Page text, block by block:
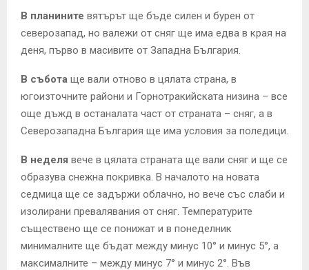
В планините вятърът ще бъде силен и бурен от
северозапад, но валежи от сняг ще има едва в края на
деня, първо в масивите от Западна България.
В събота ще вали отново в цялата страна, в
югоизточните райони и Горнотракийската низина – все
още дъжд в останалата част от страната – сняг, а в
Северозападна България ще има условия за поледици.
В неделя вече в цялата страната ще вали сняг и ще се
образува снежна покривка. В началото на новата
седмица ще се задържи облачно, но вече със слаби и
изолирани превалявания от сняг. Температурите
съществено ще се понижат и в понеделник
минималните ще бъдат между минус 10° и минус 5°, а
максималните – между минус 7° и минус 2°. Във